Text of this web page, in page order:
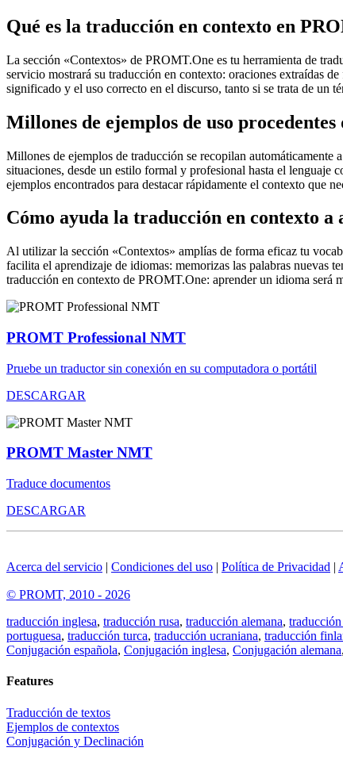
Qué es la traducción en contexto en
La sección «Contextos» de PROMT.One es tu herramienta de
servicio mostrará su traducción en contexto: oraciones extraídas
significado y el uso correcto en el discurso, tanto si se trata de un
Millones de ejemplos de uso procedentes
Millones de ejemplos de traducción se recopilan automáticamente
situaciones, desde un estilo formal y profesional hasta el lenguaje
ejemplos encontrados para destacar rápidamente el contexto que
Cómo ayuda la traducción en contexto
Al utilizar la sección «Contextos» amplías de forma eficaz tu
facilita el aprendizaje de idiomas: memorizas las palabras nuevas
traducción en contexto de PROMT.One: aprender un idioma será
PROMT Professional NMT
Pruebe un traductor sin conexión en su computadora o portátil
DESCARGAR
PROMT Master NMT
Traduce documentos
DESCARGAR
Acerca del servicio | Condiciones del uso | Política de Privacidad |
© PROMT, 2010 - 2026
traducción inglesa, traducción rusa, traducción alemana, traducción
portuguesa, traducción turca, traducción ucraniana, traducción
Conjugación española, Conjugación inglesa, Conjugación alemana,
Features
Traducción de textos
Ejemplos de contextos
Conjugación y Declinación